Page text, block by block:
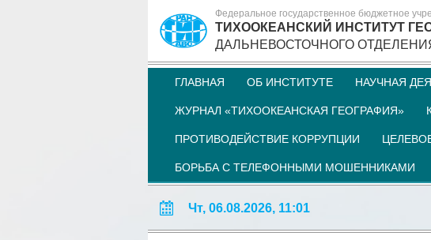
Федеральное государственное бюджетное
ТИХООКЕАНСКИЙ ИНСТИТУТ
ДАЛЬНЕВОСТОЧНОГО
ГЛАВНАЯ ОБ ИНСТИТУТЕ НАУЧНАЯ
ЖУРНАЛ «ТИХООКЕАНСКАЯ ГЕОГРАФИЯ»
ПРОТИВОДЕЙСТВИЕ КОРРУПЦИИ
БОРЬБА С ТЕЛЕФОННЫМИ МОШЕННИКАМИ
Чт, 06.08.2026, 11:01